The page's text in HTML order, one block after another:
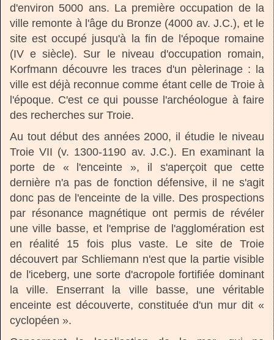
d'environ 5000 ans. La première occupation de la
ville remonte à l'âge du Bronze (4000 av. J.C.), et le
site est occupé jusqu'à la fin de l'époque romaine
(IV e siècle). Sur le niveau d'occupation romain,
Korfmann découvre les traces d'un pèlerinage : la
ville est déjà reconnue comme étant celle de Troie à
l'époque. C'est ce qui pousse l'archéologue à faire
des recherches sur Troie.
Au tout début des années 2000, il étudie le niveau
Troie VII (v. 1300-1190 av. J.C.). En examinant la
porte de « l'enceinte », il s'aperçoit que cette
dernière n'a pas de fonction défensive, il ne s'agit
donc pas de l'enceinte de la ville. Des prospections
par résonance magnétique ont permis de révéler
une ville basse, et l'emprise de l'agglomération est
en réalité 15 fois plus vaste. Le site de Troie
découvert par Schliemann n'est que la partie visible
de l'iceberg, une sorte d'acropole fortifiée dominant
la ville. Enserrant la ville basse, une véritable
enceinte est découverte, constituée d'un mur dit «
cyclopéen ».